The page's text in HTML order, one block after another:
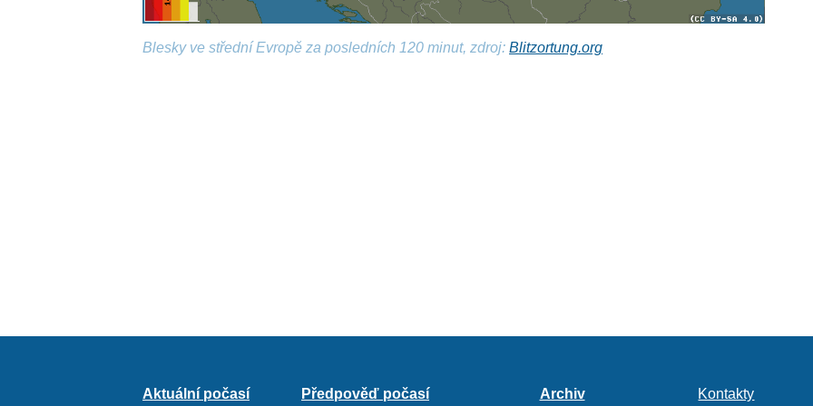
Blesky ve střední Evropě za posledních 120 minut, zdroj:Blitzortung.org
Aktuální počasí Předpověď počasí Archiv Kontakty